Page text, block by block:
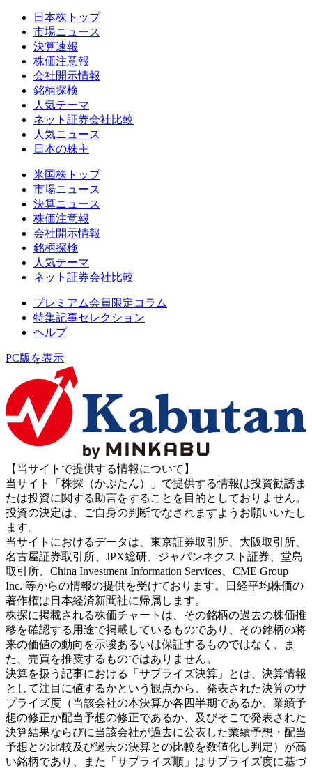
日本株トップ
市場ニュース
決算速報
株価注意報
会社開示情報
銘柄探検
人気テーマ
ネット証券会社比較
人気ニュース
日本の株主
米国株トップ
市場ニュース
決算ニュース
株価注意報
会社開示情報
銘柄探検
人気テーマ
ネット証券会社比較
プレミアム会員限定コラム
特集記事セレクション
ヘルプ
PC版を表示
【当サイトで提供する情報について】
当サイト「株探（かぶたん）」で提供する情報は投資勧誘ま
たは投資に関する助言をすることを目的としておりません。
投資の決定は、ご自身の判断でなされますようお願いいたし
ます。
当サイトにおけるデータは、東京証券取引所、大阪取引所、
名古屋証券取引所、JPX総研、ジャパンネクスト証券、堂島
取引所、China Investment Information Services、CME Group
Inc. 等からの情報の提供を受けております。日経平均株価の
著作権は日本経済新聞社に帰属します。
株探に掲載される株価チャートは、その銘柄の過去の株価推
移を確認する用途で掲載しているものであり、その銘柄の将
来の価値の動向を示唆あるいは保証するものではなく、ま
た、売買を推奨するものではありません。
決算を扱う記事における「サプライズ決算」とは、決算情報
として注目に値するかという観点から、発表された決算のサ
プライズ度（当該会社の本決算か各四半期であるか、業績予
想の修正か配当予想の修正であるか、及びそこで発表された
決算結果ならびに当該会社が過去に公表した業績予想・配当
予想との比較及び過去の決算との比較を数値化し判定）が高
い銘柄であり、また「サプライズ順」はサプライズ度に基づ